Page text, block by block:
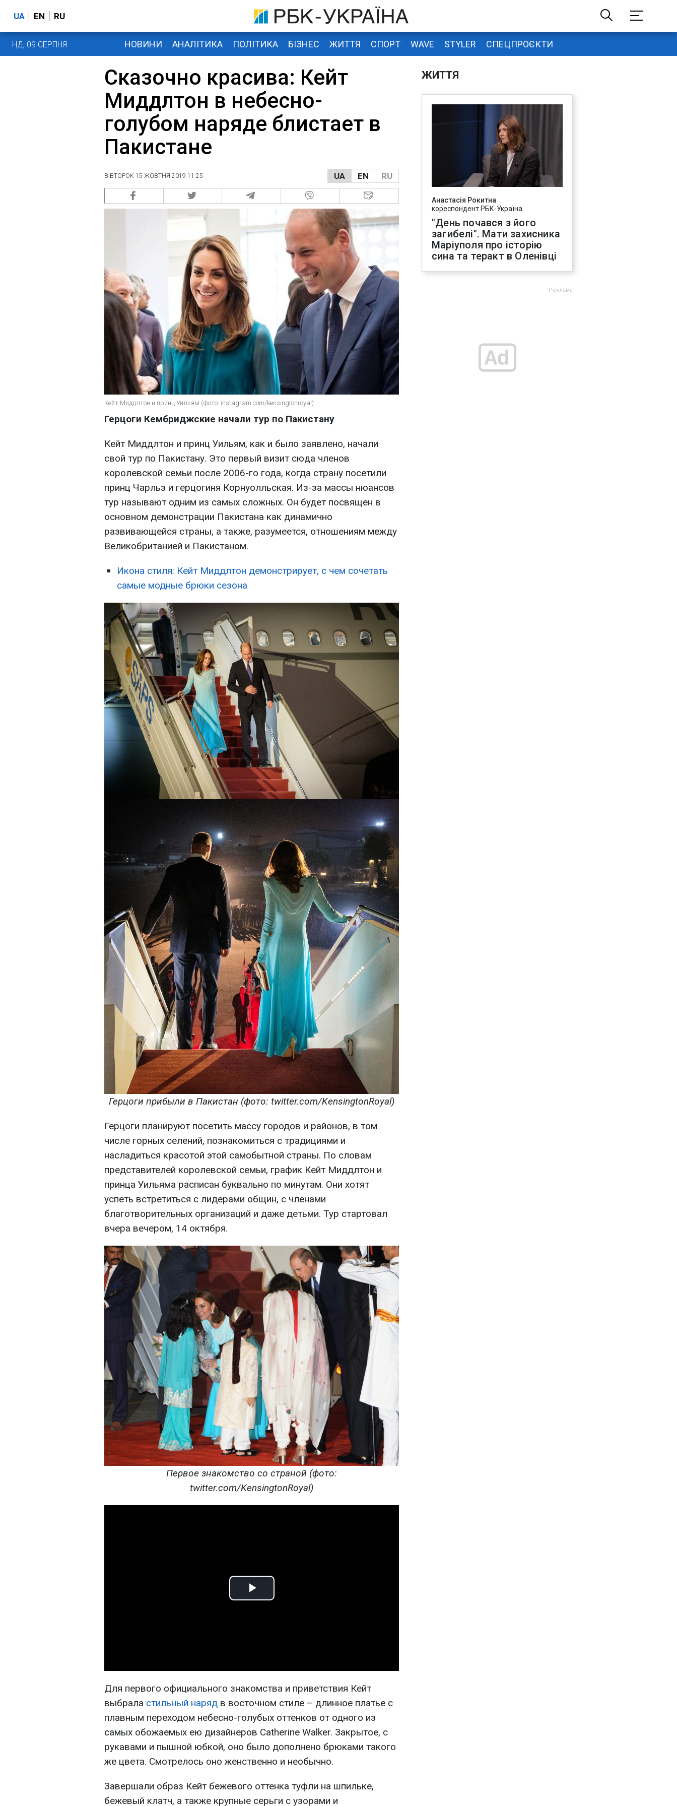
UA EN RU
НД, 09 СЕРПНЯ НОВИНИ АНАЛІТИКА ПОЛІТИКА БІЗНЕС ЖИТТЯ СПОРТ WAVE STYLER СПЕЦПРОЄКТИ
Сказочно красива: Кейт
Миддлтон в небесно-
голубом наряде блистает в
Пакистане
ВІВТОРОК 15 ЖОВТНЯ 2019 11:25 UA EN RU
Кейт Миддлтон и принц Уильям (фото: instagram.com/kensingtonroyal)
Герцоги Кембриджские начали тур по Пакистану
Кейт Миддлтон и принц Уильям, как и было заявлено, начали
свой тур по Пакистану. Это первый визит сюда членов
королевской семьи после 2006-го года, когда страну посетили
принц Чарльз и герцогиня Корнуолльская. Из-за массы нюансов
тур называют одним из самых сложных. Он будет посвящен в
основном демонстрации Пакистана как динамично
развивающейся страны, а также, разумеется, отношениям между
Великобританией и Пакистаном.
Икона стиля: Кейт Миддлтон демонстрирует, с чем сочетать
самые модные брюки сезона
Герцоги прибыли в Пакистан (фото: twitter.com/KensingtonRoyal)
Герцоги планируют посетить массу городов и районов, в том
числе горных селений, познакомиться с традициями и
насладиться красотой этой самобытной страны. По словам
представителей королевской семьи, график Кейт Миддлтон и
принца Уильяма расписан буквально по минутам. Они хотят
успеть встретиться с лидерами общин, с членами
благотворительных организаций и даже детьми. Тур стартовал
вчера вечером, 14 октября.
Первое знакомство со страной (фото:
twitter.com/KensingtonRoyal)
Play
Для первого официального знакомства и приветствия Кейт
выбрала стильный наряд в восточном стиле – длинное платье с
плавным переходом небесно-голубых оттенков от одного из
самых обожаемых ею дизайнеров Catherine Walker. Закрытое, с
рукавами и пышной юбкой, оно было дополнено брюками такого
же цвета. Смотрелось оно женственно и необычно.
Завершали образ Кейт бежевого оттенка туфли на шпильке,
бежевый клатч, а также крупные серьги с узорами и
ЖИТТЯ
Анастасія Рокитна
кореспондент РБК-Україна
"День почався з його
загибелі". Мати захисника
Маріуполя про історію
сина та теракт в Оленівці